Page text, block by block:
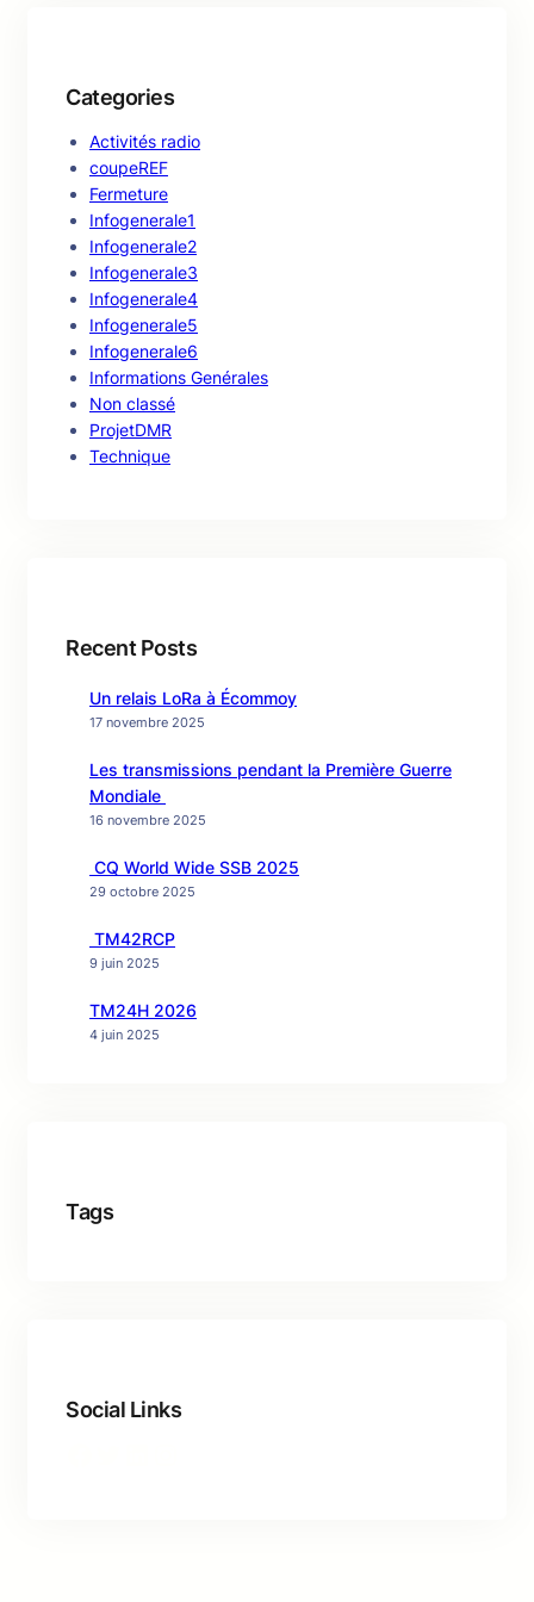
Categories
Activités radio
coupeREF
Fermeture
Infogenerale1
Infogenerale2
Infogenerale3
Infogenerale4
Infogenerale5
Infogenerale6
Informations Genérales
Non classé
ProjetDMR
Technique
Recent Posts
Un relais LoRa à Écommoy
17 novembre 2025
Les transmissions pendant la Première Guerre
Mondiale
16 novembre 2025
CQ World Wide SSB 2025
29 octobre 2025
TM42RCP
9 juin 2025
TM24H 2026
4 juin 2025
Tags
Social Links